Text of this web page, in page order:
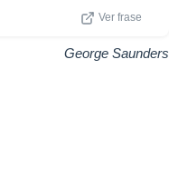
Ver frase
George Saunders